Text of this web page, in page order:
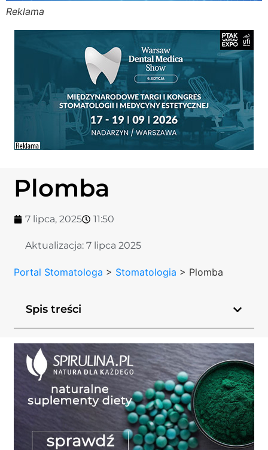
Reklama
Plomba
7 lipca, 2025 11:50
Aktualizacja:7 lipca 2025
Portal Stomatologa > Stomatologia > Plomba
Spis treści